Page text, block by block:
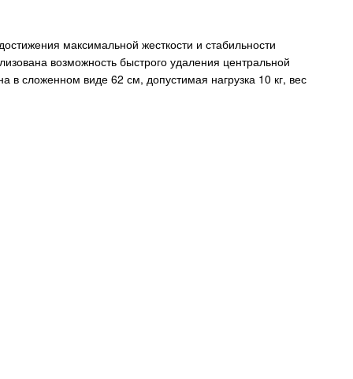
максимальной жесткости и стабильности
возможность быстрого удаления центральной
в сложенном виде 62 см, допустимая нагрузка 10 кг, вес